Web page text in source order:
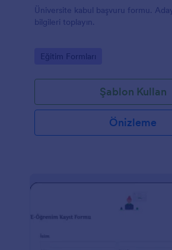
Üniversite kabul başvuru formu.
bilgileri toplayın.
Go to Category:
Eğitim Formları
Şablon Kullan
Önizleme